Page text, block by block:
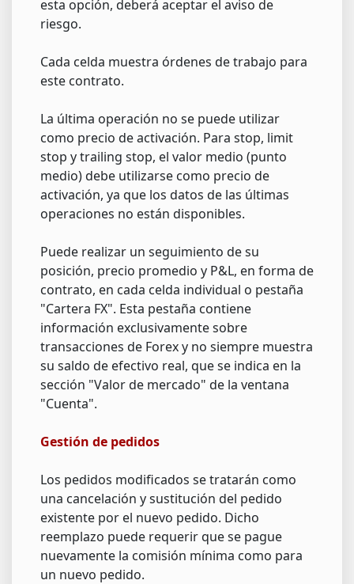
esta opción, deberá aceptar el aviso de
riesgo.
Cada celda muestra órdenes de trabajo para
este contrato.
La última operación no se puede utilizar
como precio de activación. Para stop, limit
stop y trailing stop, el valor medio (punto
medio) debe utilizarse como precio de
activación, ya que los datos de las últimas
operaciones no están disponibles.
Puede realizar un seguimiento de su
posición, precio promedio y P&L, en forma de
contrato, en cada celda individual o pestaña
"Cartera FX". Esta pestaña contiene
información exclusivamente sobre
transacciones de Forex y no siempre muestra
su saldo de efectivo real, que se indica en la
sección "Valor de mercado" de la ventana
"Cuenta".
Gestión de pedidos
Los pedidos modificados se tratarán como
una cancelación y sustitución del pedido
existente por el nuevo pedido. Dicho
reemplazo puede requerir que se pague
nuevamente la comisión mínima como para
un nuevo pedido.